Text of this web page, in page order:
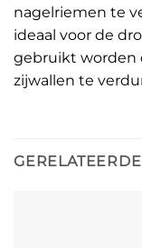
nagelriemen te
ideaal voor de
gebruikt worden
zijwallen te